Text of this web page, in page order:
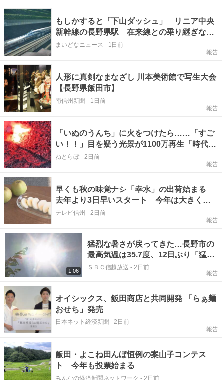
もしかすると「下山ダッシュ」 リニア中央
新幹線の長野県駅 在来線との乗り継ぎなし
→なら走れば間に合うんじゃない？ 惜しい
まいどなニュース - 1日前
報告
人形に真剣なまなざし 川本美術館で写生大会
【長野県飯田市】
南信州新聞 - 1日前
報告
「いぬのうんち」に火をつけたら……「すご
い！！」目を疑う光景が1100万再生「時代に
合わせて進化してるんだなぁ」
ねとらぼ- 2日前
報告
早くも秋の味覚ナシ「幸水」の出荷始まる
去年より3日早いスタート 今年は大きく甘
い仕上がり【長野・松川町】
テレビ信州 - 2日前
報告
1:06
猛烈な暑さが戻ってきた…長野市の
最高気温は35.7度、12日ぶり「猛暑
日」県内では少なくとも8人が熱中
ＳＢＣ信越放送 - 2日前
報告
オイシックス、飯田商店と共同開発 「らぁ麺
おせち」発売
日本ネット経済新聞 - 2日前
報告
飯田・よこね田んぼ恒例の案山子コンテス
ト 今年も投票始まる
みんなの経済新聞ネットワーク - 2日前